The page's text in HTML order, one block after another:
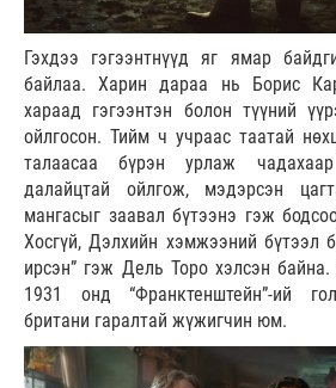
Гэхдээ гэгээнтнүүд яг ямар
байлаа. Харин дараа нь Борис
хараад гэгээнтэн болон түүний
ойлгосон. Тийм ч учраас таатай
талаасаа бүрэн урлаж
далайцтай ойлгож, мэдэрсэн
мангасыг заавал бүтээнэ гэж
Хосгүй, Дэлхийн хэмжээний бүтээл
ирсэн” гэж Дель Торо хэлсэн
1931 онд “Франктенштейн”-ий
британи гаралтай жүжигчин юм.